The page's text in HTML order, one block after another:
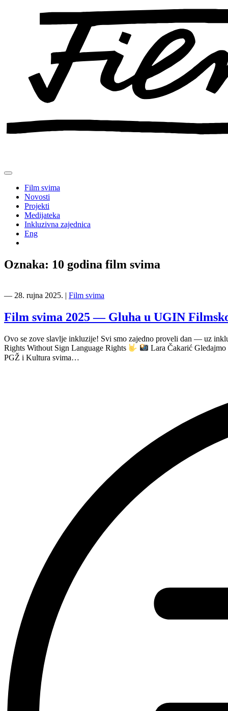
Film svima
Novosti
Projekti
Medijateka
Inkluzivna zajednica
Eng
Oznaka: 10 godina film svima
― 28. rujna 2025. | Film svima
Film svima 2025 — Gluha u UGIN
Ovo se zove slavlje inkluzije! Svi smo zajedno proveli dan — uz
Rights Without Sign Language Rights
Lara Čakarić
PGŽ i Kultura svima…